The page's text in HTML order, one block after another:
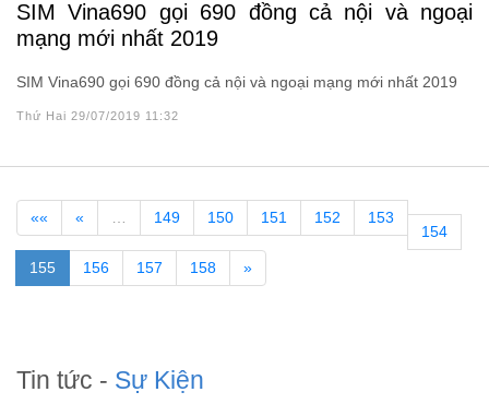
SIM Vina690 gọi 690 đồng cả nội và ngoại
mạng mới nhất 2019
SIM Vina690 gọi 690 đồng cả nội và ngoại mạng mới nhất 2019
Thứ Hai 29/07/2019 11:32
«« « … 149 150 151 152
153
154
155 156 157 158 »
Tin tức - Sự Kiện